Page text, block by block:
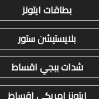
بطاقات ايتونز
بلايستيشن ستور
شدات ببجي اقساط
ايتونز امريكي اقساط